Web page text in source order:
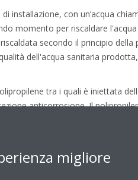
installazione, con un’acqua
momento per riscaldare l'acqua
secondo il principio della
dell'acqua sanitaria
tra i quali è iniettata
anticorrosione. Il
migliore